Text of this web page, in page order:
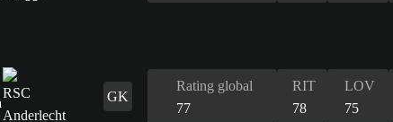
GK
Rating global
77
RIT
78
LOV
75